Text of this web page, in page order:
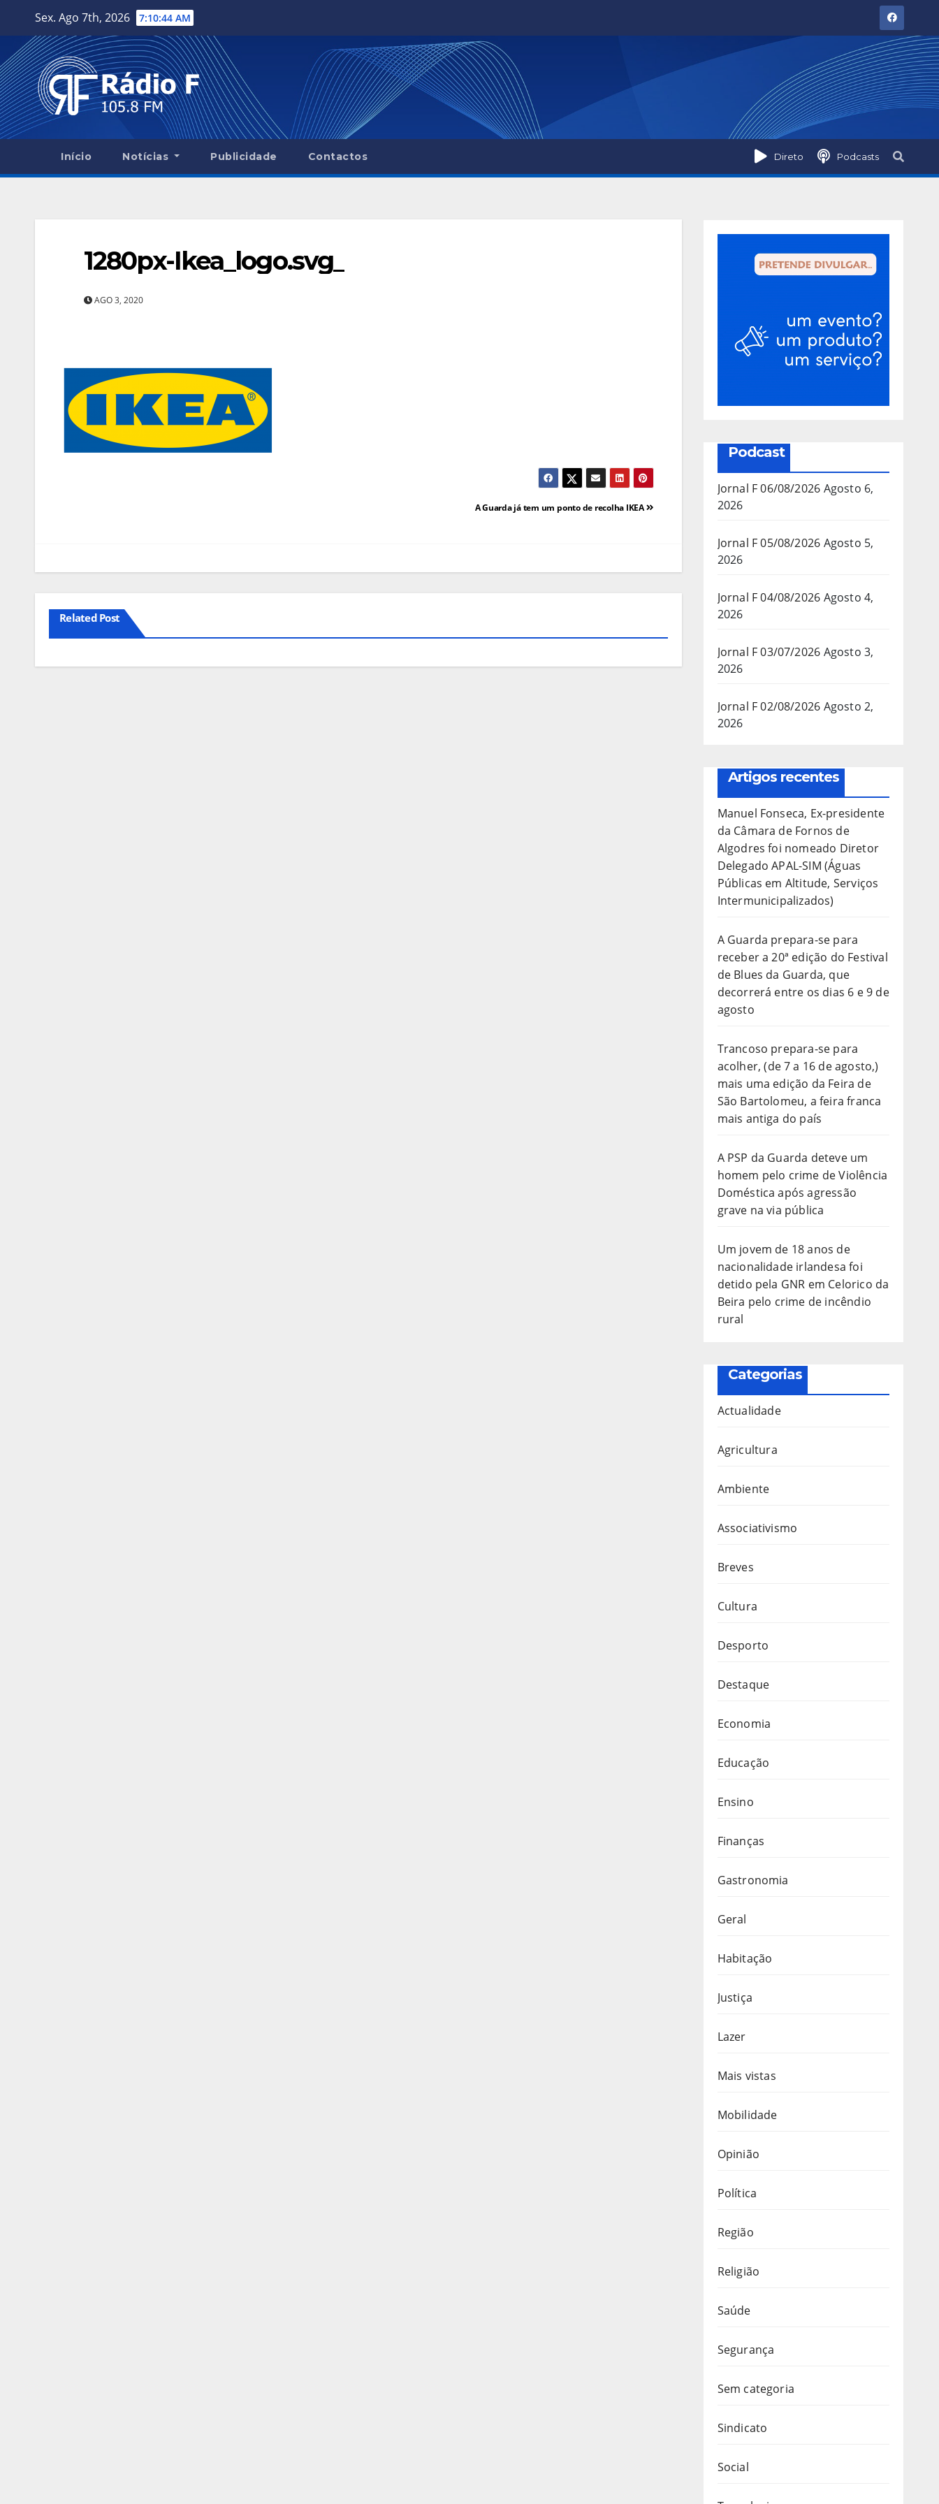
content
Sex. Ago 7th, 2026 7:10:45 AM
Direto Podcasts
Início Notícias Publicidade Contactos
1280px-Ikea_logo.svg_
AGO 3, 2020
A Guarda já tem um ponto de recolha IKEA
Related Post
Podcast
Jornal F 06/08/2026 Agosto 6,
2026
Jornal F 05/08/2026 Agosto 5,
2026
Jornal F 04/08/2026 Agosto 4,
2026
Jornal F 03/07/2026 Agosto 3,
2026
Jornal F 02/08/2026 Agosto 2,
2026
Artigos recentes
Manuel Fonseca, Ex-presidente
da Câmara de Fornos de
Algodres foi nomeado Diretor
Delegado APAL-SIM (Águas
Públicas em Altitude, Serviços
Intermunicipalizados)
A Guarda prepara-se para
receber a 20ª edição do Festival
de Blues da Guarda, que
decorrerá entre os dias 6 e 9 de
agosto
Trancoso prepara-se para
acolher, (de 7 a 16 de agosto,)
mais uma edição da Feira de
São Bartolomeu, a feira franca
mais antiga do país
A PSP da Guarda deteve um
homem pelo crime de Violência
Doméstica após agressão
grave na via pública
Um jovem de 18 anos de
nacionalidade irlandesa foi
detido pela GNR em Celorico da
Beira pelo crime de incêndio
rural
Categorias
Actualidade
Agricultura
Ambiente
Associativismo
Breves
Cultura
Desporto
Destaque
Economia
Educação
Ensino
Finanças
Gastronomia
Geral
Habitação
Justiça
Lazer
Mais vistas
Mobilidade
Opinião
Política
Região
Religião
Saúde
Segurança
Sem categoria
Sindicato
Social